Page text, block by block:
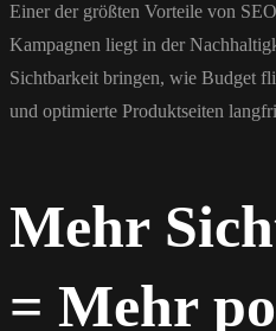
Einer der größten Vorteile von
Kampagnen liegt in der
Sichtbarkeit bringen, wie Budget
und optimierte Produktseiten
Mehr
= Mehr